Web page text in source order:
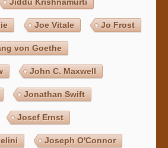
Joe Vitale Jo Frost
von Goethe
John C. Maxwell
Jonathan Swift
Josef Ernst
Joseph O'Connor